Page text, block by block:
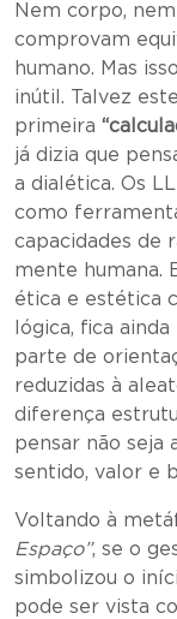
Nem corpo,
comprovam
humano. Mas
inútil. Talvez
primeira
já dizia que
a dialética. Os
como
capacidades de
mente humana.
ética e estética
lógica, fica
parte de
reduzidas à
diferença
pensar não seja
sentido, valor e
Voltando à
Espaço”, se o
simbolizou o
pode ser vista